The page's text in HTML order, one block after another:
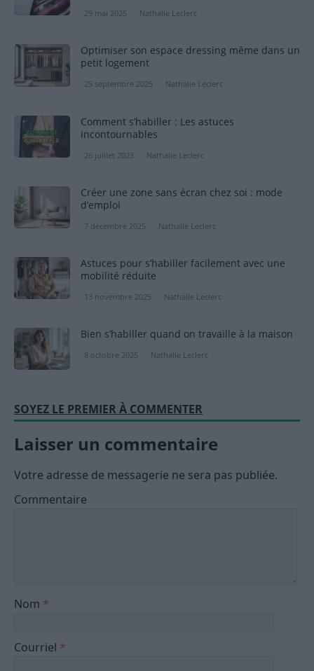
29 mai 2025 Nathalie Leclerc
Optimiser son espace dressing même dans un
petit logement
25 septembre 2025 Nathalie Leclerc
Comment s’habiller : Les astuces
incontournables
26 juillet 2023 Nathalie Leclerc
Créer une zone sans écran chez soi : mode
d’emploi
7 décembre 2025 Nathalie Leclerc
Astuces pour s’habiller facilement avec une
mobilité réduite
13 novembre 2025 Nathalie Leclerc
Bien s’habiller quand on travaille à la maison
8 octobre 2025 Nathalie Leclerc
SOYEZ LE PREMIER À COMMENTER
Laisser un commentaire
Votre adresse de messagerie ne sera pas publiée.
Commentaire
Nom *
Courriel *